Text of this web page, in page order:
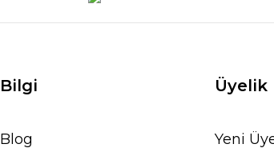
Bilgi
Blog
Üyelik
Yeni